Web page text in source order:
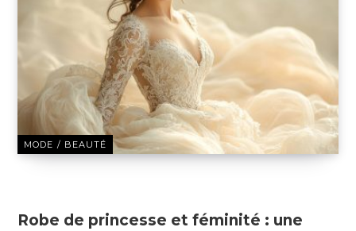
MODE / BEAUTÉ
Robe de princesse et féminité : une